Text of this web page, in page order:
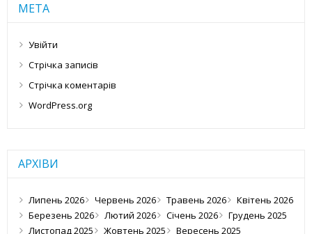
МЕТА
Увійти
Стрічка записів
Стрічка коментарів
WordPress.org
АРХІВИ
Липень 2026 Червень 2026 Травень 2026
Квітень 2026
Березень 2026
Лютий 2026 Січень 2026
Грудень 2025
Листопад 2025
Жовтень 2025 Вересень 2025